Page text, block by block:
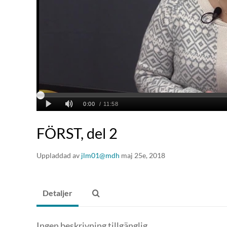
FÖRST, del 2
Uppladdad av jlm01@mdh maj 25e, 2018
Detaljer